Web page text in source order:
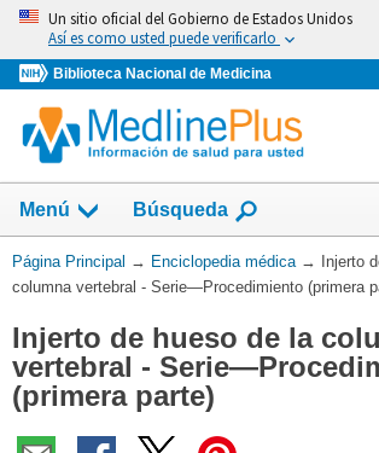
Omita
vaya
al
Contenido
Un sitio oficial del Gobierno de Estados Unidos
Así es como usted puede verificarlo
Biblioteca Nacional de Medicina
Menú Búsqueda
Usted
está
Página Principal → Enciclopedia médica →
Injerto
columna vertebral - Serie—Procedimiento (primera
Injerto de hueso de la
vertebral -
(primera parte)